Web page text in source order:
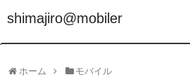
shimajiro@mobiler
ホーム モバイル